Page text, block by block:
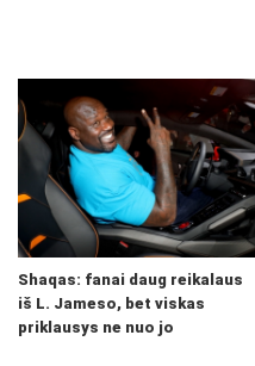
Shaqas: fanai daug reikalaus
iš L. Jameso, bet viskas
priklausys ne nuo jo